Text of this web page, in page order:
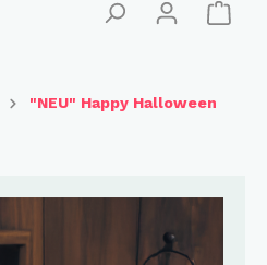
"NEU" Happy Halloween